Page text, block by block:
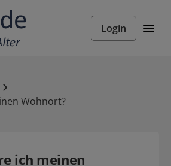
Login
Wohnort?
ich meinen